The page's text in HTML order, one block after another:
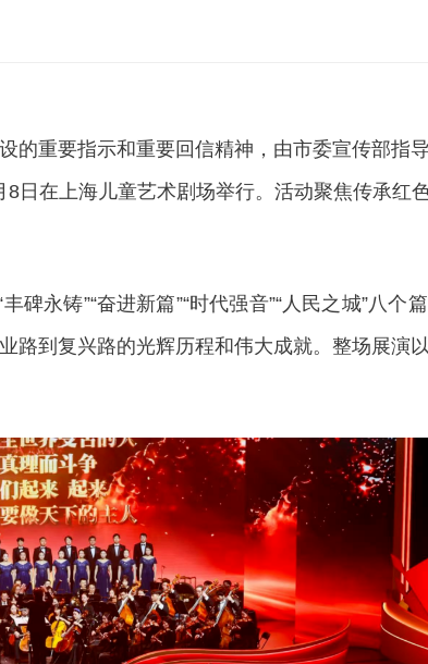
重要指示和重要回信精神，由市委宣传部指
8日在上海儿童艺术剧场举行。活动聚焦传承红
碑永铸”“奋进新篇”“时代强音”“人民之城”八
路到复兴路的光辉历程和伟大成就。整场展演